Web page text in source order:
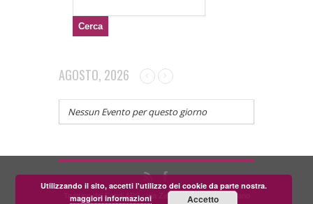
AGOSTO, 2026
Nessun Evento per questo giorno
Teatrino dei Fondi APS - via Zara, 58 56024 Corazzano
Utilizzando il sito, accetti l'utilizzo dei cookie da parte nostra.
maggiori informazioni
Accetto